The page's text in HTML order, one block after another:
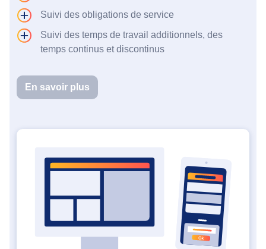
Suivi des obligations de service
Suivi des temps de travail additionnels, des
temps continus et discontinus
En savoir plus